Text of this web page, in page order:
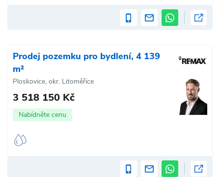
Prodej pozemku pro bydlení, 4 139
m²
Ploskovice, okr. Litoměřice
3 518 150 Kč
Nabídněte cenu